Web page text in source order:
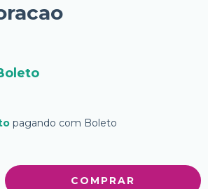
pagando com Boleto